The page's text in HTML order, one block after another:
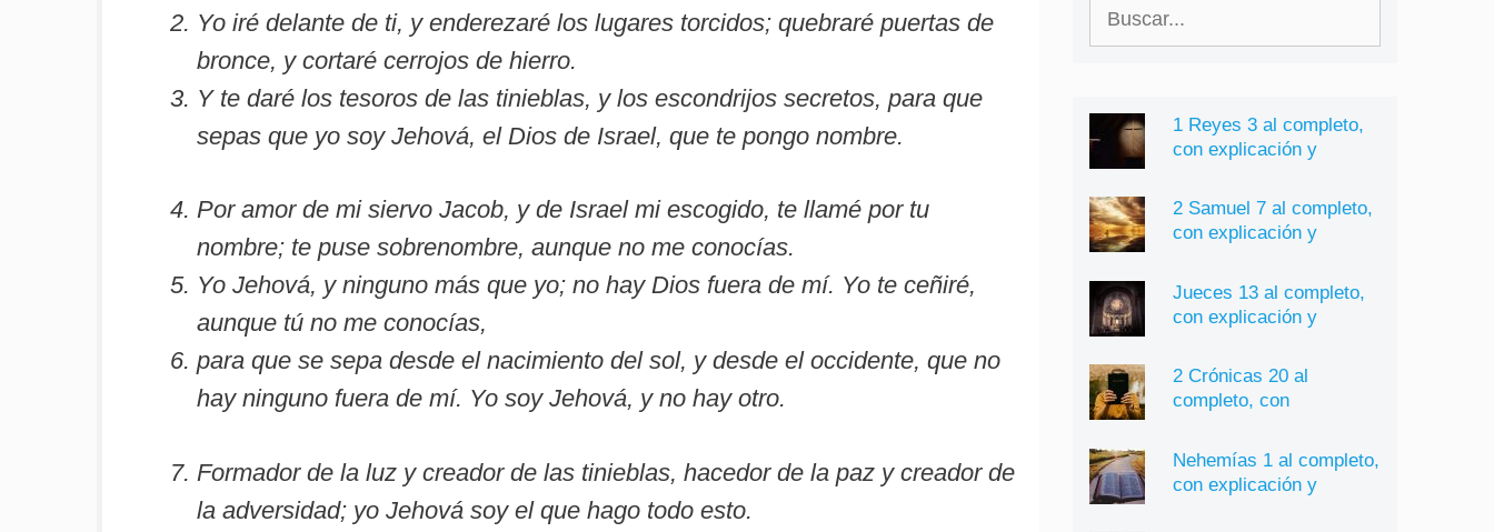
Yo iré delante de ti, y enderezaré los lugares torcidos; quebraré puertas de
bronce, y cortaré cerrojos de hierro.
Y te daré los tesoros de las tinieblas, y los escondrijos secretos, para que
sepas que yo soy Jehová, el Dios de Israel, que te pongo nombre.
Por amor de mi siervo Jacob, y de Israel mi escogido, te llamé por tu
nombre; te puse sobrenombre, aunque no me conocías.
Yo Jehová, y ninguno más que yo; no hay Dios fuera de mí. Yo te ceñiré,
aunque tú no me conocías,
para que se sepa desde el nacimiento del sol, y desde el occidente, que no
hay ninguno fuera de mí. Yo soy Jehová, y no hay otro.
Formador de la luz y creador de las tinieblas, hacedor de la paz y creador de
la adversidad; yo Jehová soy el que hago todo esto.
1 Reyes 3 al completo,
con explicación y
2 Samuel 7 al completo,
con explicación y
Jueces 13 al completo,
con explicación y
2 Crónicas 20 al
completo, con
Nehemías 1 al completo,
con explicación y